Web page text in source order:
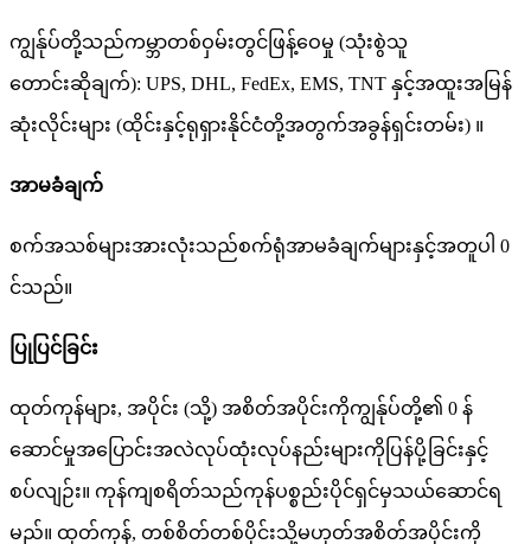
ကျွန်ုပ်တို့သည်ကမ္ဘာတစ်ဝှမ်းတွင်ဖြန့်ဝေမှု (သုံးစွဲသူ
တောင်းဆိုချက်): UPS, DHL, FedEx, EMS, TNT နှင့်အထူးအမြန်
ဆုံးလိုင်းများ (ထိုင်းနှင့်ရုရှားနိုင်ငံတို့အတွက်အခွန်ရှင်းတမ်း) ။
အာမခံချက်
စက်အသစ်များအားလုံးသည်စက်ရုံအာမခံချက်များနှင့်အတူပါ 0
င်သည်။
ပြုပြင်ခြင်း
ထုတ်ကုန်များ, အပိုင်း (သို့) အစိတ်အပိုင်းကိုကျွန်ုပ်တို့၏ 0 န်
ဆောင်မှုအပြောင်းအလဲလုပ်ထုံးလုပ်နည်းများကိုပြန်ပို့ခြင်းနှင့်
စပ်လျဉ်း။ ကုန်ကျစရိတ်သည်ကုန်ပစ္စည်းပိုင်ရှင်မှသယ်ဆောင်ရ
မည်။ ထုတ်ကုန်, တစ်စိတ်တစ်ပိုင်းသို့မဟုတ်အစိတ်အပိုင်းကို